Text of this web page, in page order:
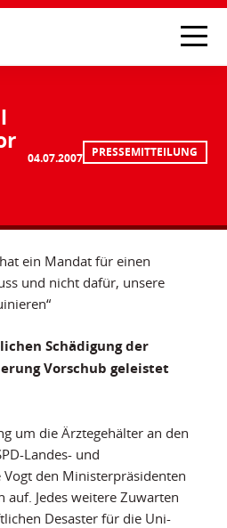
04.07.2007 PRESSEMITTEILUNG
ein Mandat für einen
und nicht dafür, unsere
Schädigung der
Vorschub geleistet
um die Ärztegehälter an den
Landes- und
den Ministerpräsidenten
Jedes weitere Zuwarten
Desaster für die Uni-